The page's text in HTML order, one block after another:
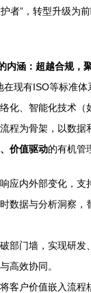
护者”，转型升级为
内涵：超越合规，
现有ISO等标准
化、智能化技术（
程为骨架，以数据
价值驱动的有机管
应内外部变化，支
时数据与分析洞察
破部门墙，实现研
高效协同。
客户价值嵌入流程